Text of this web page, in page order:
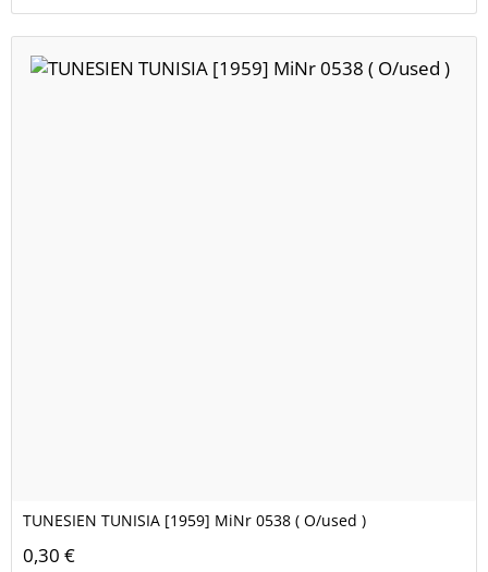
TUNESIEN TUNISIA [1959] MiNr 0538 ( O/used )
0,30 €